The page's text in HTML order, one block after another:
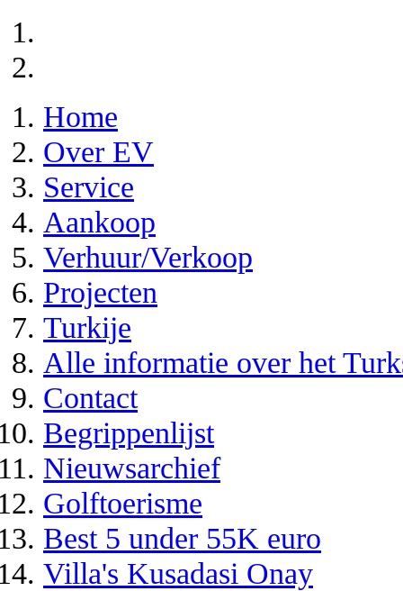
Home
Over EV
Service
Aankoop
Verhuur/Verkoop
Projecten
Turkije
Alle informatie over het
Contact
Begrippenlijst
Nieuwsarchief
Golftoerisme
Best 5 under 55K euro
Villa's Kusadasi Onay